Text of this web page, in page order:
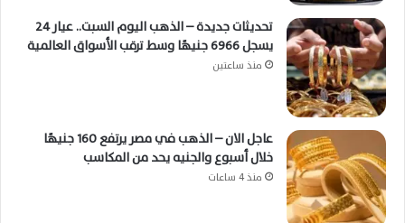
تحديثات جديدة – الذهب اليوم السبت.. عيار 24
يسجل 6966 جنيهًا وسط ترقب الأسواق العالمية
منذ ساعتين
عاجل الان – الذهب في مصر يرتفع 160 جنيهًا
خلال أسبوع والجنيه يحد من المكاسب
منذ 4 ساعات